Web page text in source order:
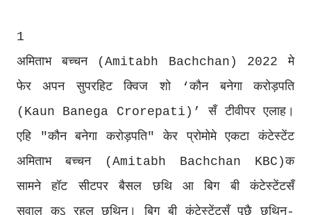
1
अमिताभ बच्चन (Amitabh Bachchan) 2022 मे
फेर अपन सुपरहिट क्विज शो ‘कौन बनेगा करोड़पति
(Kaun Banega Crorepati)’ सँ टीवीपर एलाह।
एहि "कौन बनेगा करोड़पति" केर प्रोमोमे एकटा कंटेस्टेंट
अमिताभ बच्चन (Amitabh Bachchan KBC)क
सामने हॉट सीटपर बैसल छथि आ बिग बी कंटेस्टेंटसँ
सवाल कऽ रहल छथिन। बिग बी कंटेस्टेंटसँ पूछै छथिन-